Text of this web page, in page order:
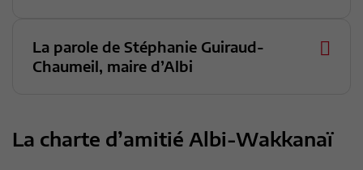
La parole de Stéphanie Guiraud-
Chaumeil, maire d’Albi
La charte d’amitié Albi-Wakkanaï